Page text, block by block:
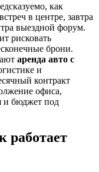
как
в центре, завтра
выездной форум.
рисковать
брони.
аренда авто с
и
контракт
офиса,
и бюджет под
работает